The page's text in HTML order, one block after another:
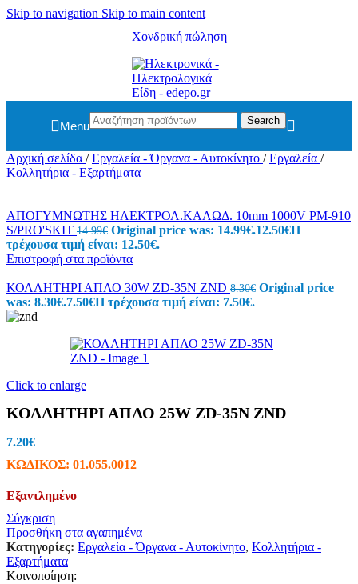
Skip to navigation Skip to main content
Χονδρική πώληση
Menu Search
Αρχική σελίδα / Εργαλεία - Όργανα - Αυτοκίνητο / Εργαλεία /
Κολλητήρια - Εξαρτήματα
ΑΠΟΓΥΜΝΩΤΗΣ ΗΛΕΚΤΡΟΛ.ΚΑΛΩΔ. 10mm 1000V PM-910
S/PRO'SKIT 14.99€ Original price was: 14.99€.12.50€Η
τρέχουσα τιμή είναι: 12.50€.
Επιστροφή στα προϊόντα
ΚΟΛΛΗΤΗΡΙ ΑΠΛΟ 30W ZD-35N ZND 8.30€ Original price
was: 8.30€.7.50€Η τρέχουσα τιμή είναι: 7.50€.
Click to enlarge
ΚΟΛΛΗΤΗΡΙ ΑΠΛΟ 25W ZD-35N ZND
7.20€
ΚΩΔΙΚΟΣ: 01.055.0012
Εξαντλημένο
Σύγκριση
Προσθήκη στα αγαπημένα
Κατηγορίες: Εργαλεία - Όργανα - Αυτοκίνητο, Κολλητήρια -
Εξαρτήματα
Κοινοποίηση: